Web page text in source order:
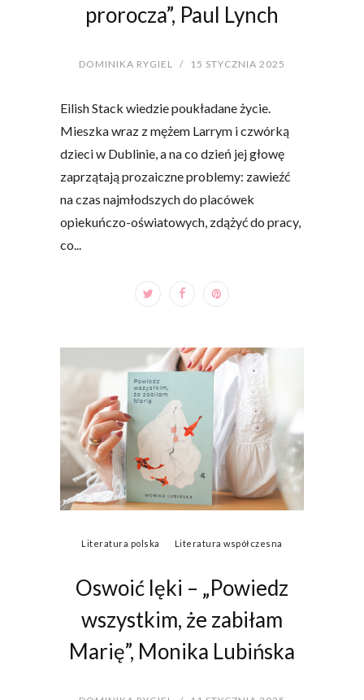
prorocza”, Paul Lynch
DOMINIKA RYGIEL / 15 STYCZNIA 2025
Eilish Stack wiedzie poukładane życie.
Mieszka wraz z mężem Larrym i czwórką
dzieci w Dublinie, a na co dzień jej głowę
zaprzątają prozaiczne problemy: zawieźć
na czas najmłodszych do placówek
opiekuńczo-oświatowych, zdążyć do pracy,
co...
Literatura polska Literatura współczesna
Oswoić lęki – „Powiedz
wszystkim, że zabiłam
Marię”, Monika Lubińska